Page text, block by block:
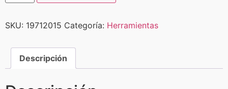
SKU: 19712015 Categoría: Herramientas
Descripción